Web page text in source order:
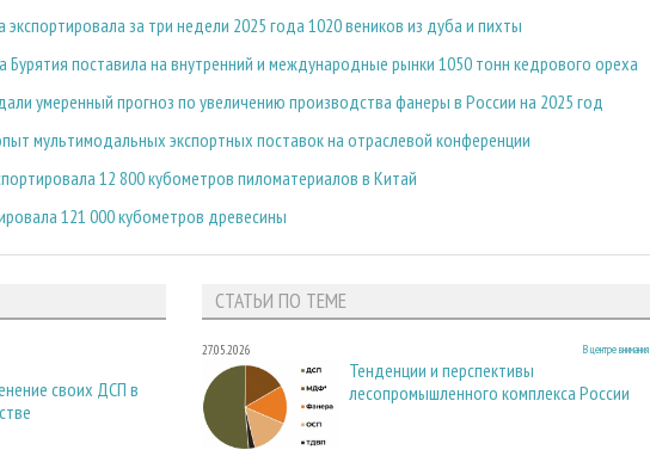
экспортировала за три недели 2025 года 1020 веников из дуба и пихты
Бурятия поставила на внутренний и международные рынки 1050 тонн кедрового ореха
умеренный прогноз по увеличению производства фанеры в России на 2025 год
мультимодальных экспортных поставок на отраслевой конференции
12 800 кубометров пиломатериалов в Китай
121 000 кубометров древесины
своих ДСП в
СТАТЬИ ПО ТЕМЕ
27.05.2026 В центре внимания
Тенденции и перспективы
лесопромышленного комплекса России